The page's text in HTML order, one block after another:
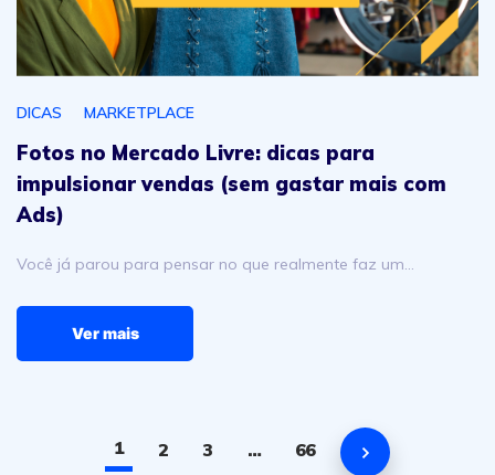
DICAS MARKETPLACE
Fotos no Mercado Livre: dicas para
impulsionar vendas (sem gastar mais com
Ads)
Você já parou para pensar no que realmente faz um…
Ver mais
1 2 3 … 66